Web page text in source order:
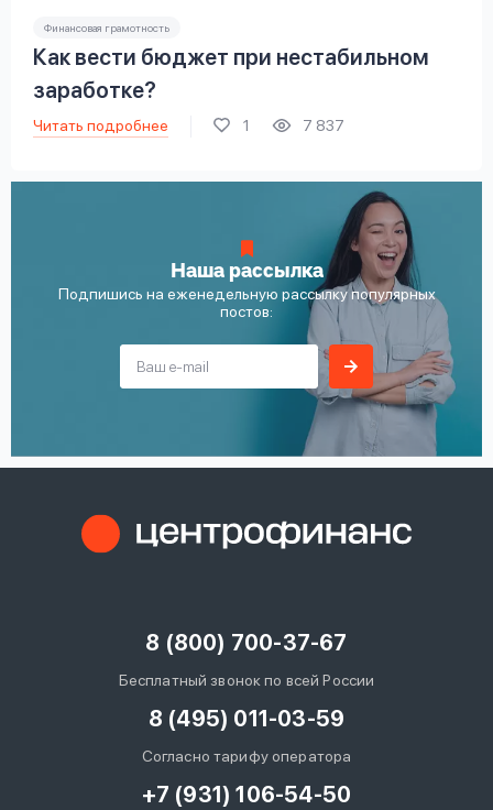
Финансовая грамотность
Как вести бюджет при нестабильном
заработке?
Читать подробнее 1 7 837
Наша рассылка
Подпишись на еженедельную рассылку популярных
постов:
8 (800) 700-37-67
Бесплатный звонок по всей России
8 (495) 011-03-59
Согласно тарифу оператора
+7 (931) 106-54-50